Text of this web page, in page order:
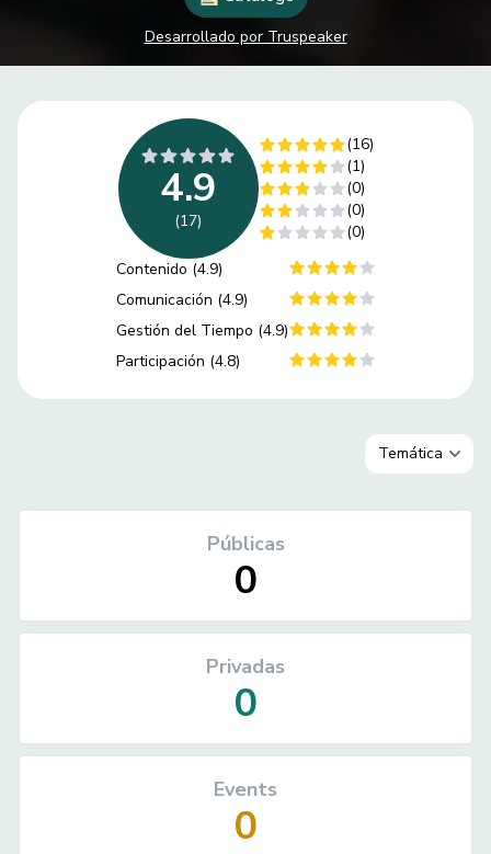
Desarrollado por Truspeaker
4.9
(17)
(16)
(1)
(0)
(0)
(0)
Contenido (4.9)
Comunicación (4.9)
Gestión del Tiempo (4.9)
Participación (4.8)
Públicas
0
Privadas
0
Events
0